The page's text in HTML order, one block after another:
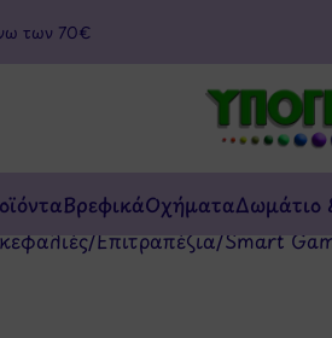
των 70€
ΒρεφικάΟχήματαΔωμάτιο
/Επιτραπέζια/Smart